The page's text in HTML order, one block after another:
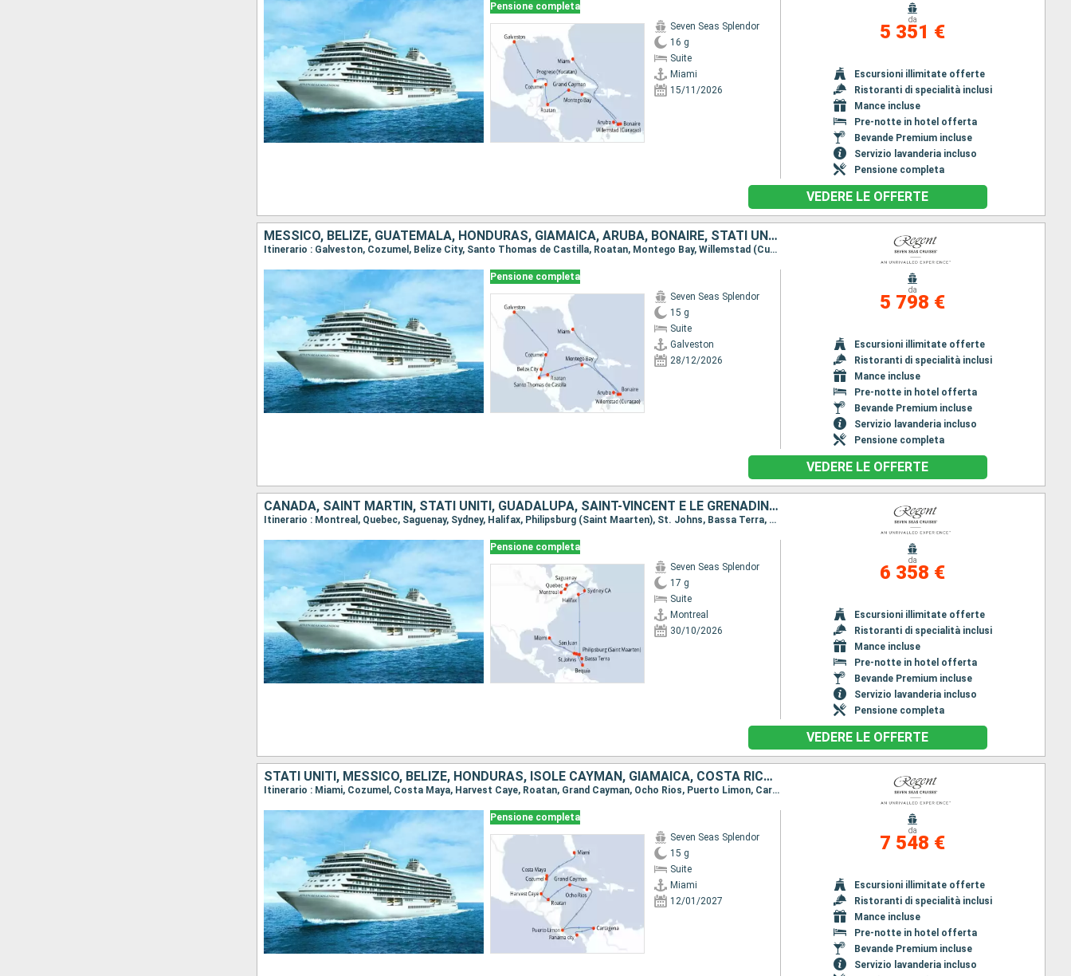
Pensione completa
Seven Seas Splendor
16 g
Suite
Miami
15/11/2026
da
5 351 €
Escursioni illimitate offerte
Ristoranti di specialità inclusi
Mance incluse
Pre-notte in hotel offerta
Bevande Premium incluse
Servizio lavanderia incluso
Pensione completa
VEDERE LE OFFERTE
MESSICO, BELIZE, GUATEMALA, HONDURAS, GIAMAICA, ARUBA, BONAIRE, STATI UNITI
Itinerario : Galveston, Cozumel, Belize City, Santo Thomas de Castilla, Roatan, Montego Bay, Willemstad (Curacao), Aruba, Bonaire, Miami
Pensione completa
Seven Seas Splendor
15 g
Suite
Galveston
28/12/2026
da
5 798 €
Escursioni illimitate offerte
Ristoranti di specialità inclusi
Mance incluse
Pre-notte in hotel offerta
Bevande Premium incluse
Servizio lavanderia incluso
Pensione completa
VEDERE LE OFFERTE
CANADA, SAINT MARTIN, STATI UNITI, GUADALUPA, SAINT-VINCENT E LE GRENADINE, PORTORICO
Itinerario : Montreal, Quebec, Saguenay, Sydney, Halifax, Philipsburg (Saint Maarten), St. Johns, Bassa Terra, Bequia, San Juan, Miami
Pensione completa
Seven Seas Splendor
17 g
Suite
Montreal
30/10/2026
da
6 358 €
Escursioni illimitate offerte
Ristoranti di specialità inclusi
Mance incluse
Pre-notte in hotel offerta
Bevande Premium incluse
Servizio lavanderia incluso
Pensione completa
VEDERE LE OFFERTE
STATI UNITI, MESSICO, BELIZE, HONDURAS, ISOLE CAYMAN, GIAMAICA, COSTA RICA, COLOMBIA, PANAMA
Itinerario : Miami, Cozumel, Costa Maya, Harvest Caye, Roatan, Grand Cayman, Ocho Rios, Puerto Limon, Cartagena, Panama city
Pensione completa
Seven Seas Splendor
15 g
Suite
Miami
12/01/2027
da
7 548 €
Escursioni illimitate offerte
Ristoranti di specialità inclusi
Mance incluse
Pre-notte in hotel offerta
Bevande Premium incluse
Servizio lavanderia incluso